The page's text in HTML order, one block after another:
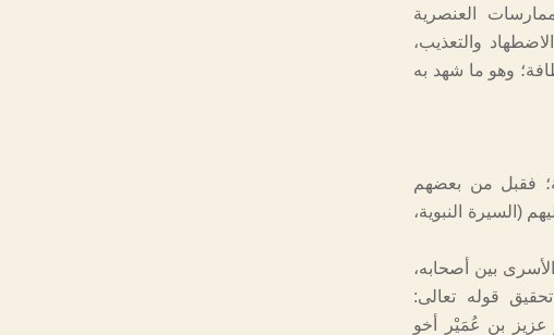
العنصرية
والتعذيب،
وهو ما شهد به
فقبل من بعضهم
(السيرة النبوية،
بين أصحابه،
قوله تعالى:
ويتيمًا وأسيرًا ﴾ [الإنسان: 8]. فهذا أبو عزيز بن عُمَيْر أخو